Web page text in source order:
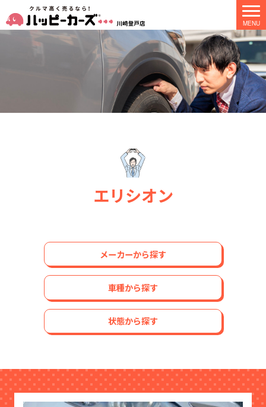
エリシオン
メーカーから探す
車種から探す
状態から探す